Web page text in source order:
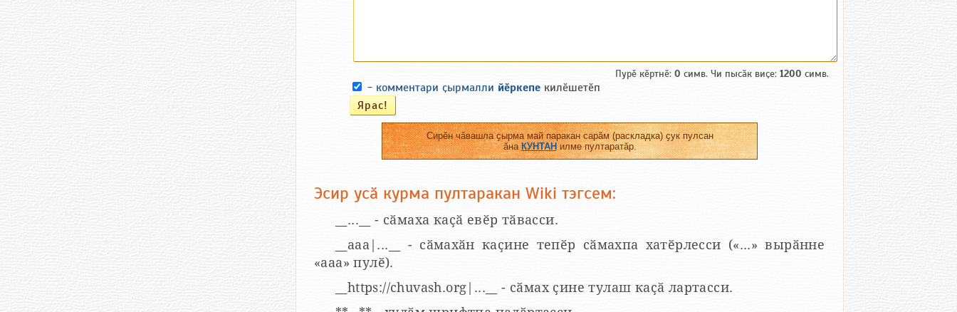
Пурӗ кӗртнӗ: 0 симв. Чи пысӑк виҫе: 1200 симв.
- комментари ҫырмалли йӗркепе килӗшетӗп
Сирӗн чӑвашла ҫырма май паракан сарӑм (раскладка) ҫук пулсан
ӑнаКУНТАНилме пултаратӑр.
Эсир усӑ курма пултаракан Wiki тэгсем:
__...__ - сӑмаха каҫӑ евӗр тӑвасси.
__aaa|...__ - сӑмахӑн каҫине тепӗр сӑмахпа хатӗрлесси («...» вырӑнне
«ааа» пулӗ).
__https://chuvash.org|...__ - сӑмах ҫине тулаш каҫӑ лартасси.